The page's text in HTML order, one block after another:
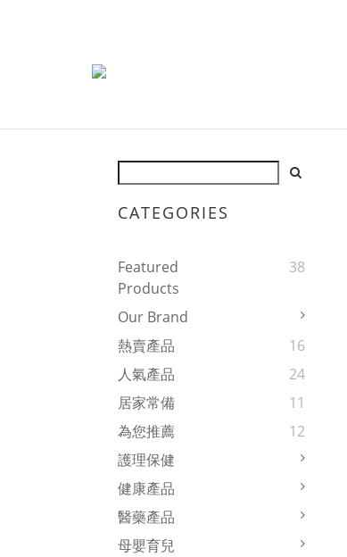
CATEGORIES
Featured
Products
38
Our Brand
熱賣產品
16
人氣產品
24
居家常備
11
為您推薦
12
護理保健
健康產品
醫藥產品
母嬰育兒